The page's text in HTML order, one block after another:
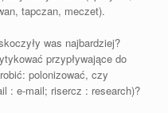
tapczan, meczet).
was najbardziej?
przypływające do
polonizować, czy
: e-mail; risercz : research)?